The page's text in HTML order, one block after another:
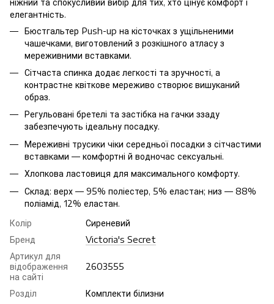
елегантність.
Бюстгальтер Push-up на кісточках з ущільненими
чашечками, виготовлений з розкішного атласу з
мереживними вставками.
Сітчаста спинка додає легкості та зручності, а
контрастне квіткове мереживо створює вишуканий
образ.
Регульовані бретелі та застібка на гачки ззаду
забезпечують ідеальну посадку.
Мереживні трусики чіки середньої посадки з сітчастими
вставками — комфортні й водночас сексуальні.
Хлопкова ластовиця для максимального комфорту.
Склад: верх — 95% поліестер, 5% еластан; низ — 88%
поліамід, 12% еластан.
Колір
Сиреневий
Бренд
Victoria's Secret
Артикул для
відображення
на сайті
2603555
Розділ
Комплекти білизни